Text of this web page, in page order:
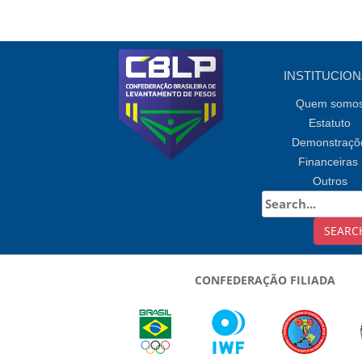
Quem
Estatuto
Financeiras
Outros
CONFEDERAÇÃO FILIADA